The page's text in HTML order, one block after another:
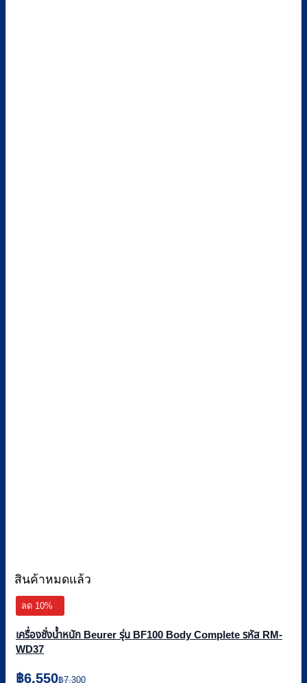
สินค้าหมดแล้ว
ลด 10%
เครื่องชั่งน้ำหนัก Beurer รุ่น BF100 Body Complete รหัส RM-
WD37
฿7,300
Original
฿6,550
Current